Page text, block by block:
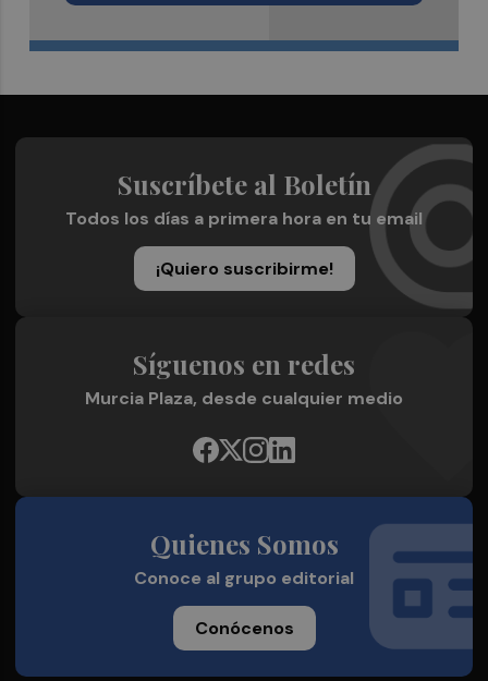
Suscríbete al Boletín
Todos los días a primera hora en tu email
¡Quiero suscribirme!
Síguenos en redes
Murcia Plaza, desde cualquier medio
Quienes Somos
Conoce al grupo editorial
Conócenos